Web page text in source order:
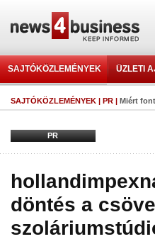
SAJTÓKÖZLEMÉNYEK ÜZLETI
SAJTÓKÖZLEMÉNYEK | PR | Miért
PR
döntés a